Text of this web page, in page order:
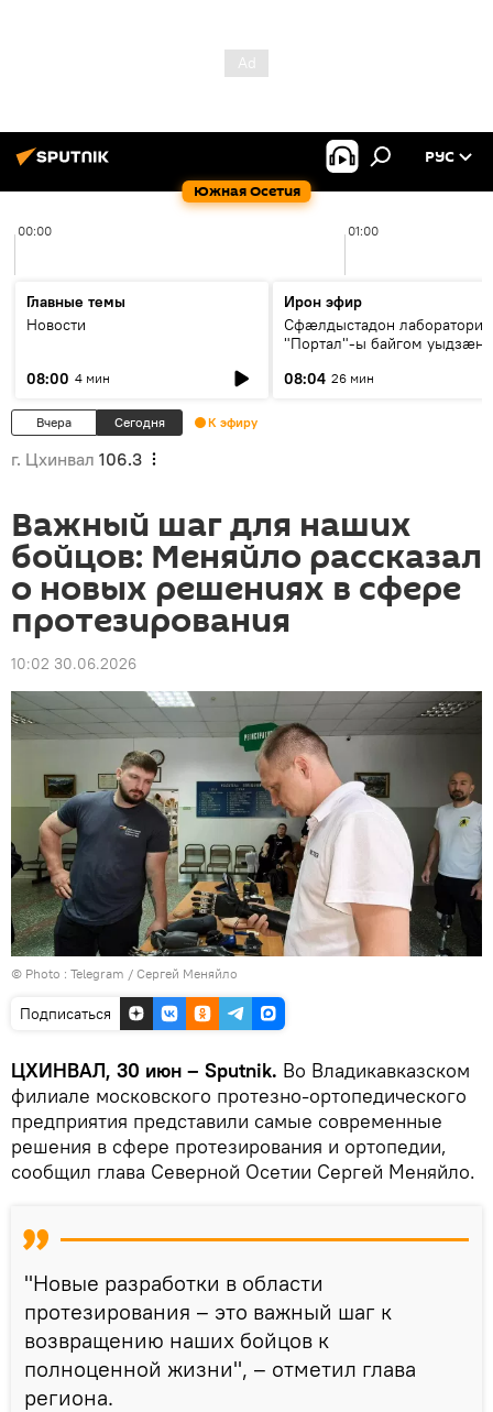
Южная Осетия
РУС
00:00 01:00
Главные темы
Новости
08:00 4 мин
Ирон эфир
Сфæлдыстадон лаборатори
"Портал"-ы байгом уыдзæн
Æхсары куыстыты равдыст
08:04 26 мин
Вчера Сегодня К эфиру
г. Цхинвал 106.3
Важный шаг для наших
бойцов: Меняйло рассказал
о новых решениях в сфере
протезирования
10:02 30.06.2026
© Photo : Telegram / Сергей Меняйло
Подписаться
ЦХИНВАЛ, 30 июн – Sputnik. Во Владикавказском
филиале московского протезно‑ортопедического
предприятия представили самые современные
решения в сфере протезирования и ортопедии,
сообщил глава Северной Осетии Сергей Меняйло.
"Новые разработки в области
протезирования – это важный шаг к
возвращению наших бойцов к
полноценной жизни", – отметил глава
региона.